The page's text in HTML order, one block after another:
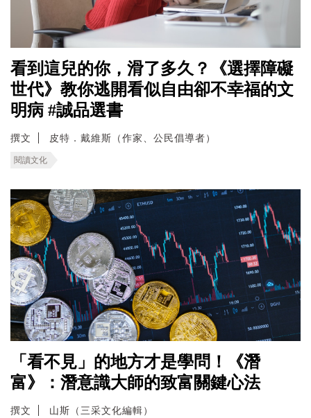
看到這兒的你，滑了多久？《選擇障礙
世代》教你逃開看似自由卻不幸福的文
明病 #誠品選書
撰文 皮特．戴維斯（作家、公民倡導者）
閱讀文化
「看不見」的地方才是學問！《潛
富》：潛意識大師的致富關鍵心法
撰文 山斯（三采文化編輯）